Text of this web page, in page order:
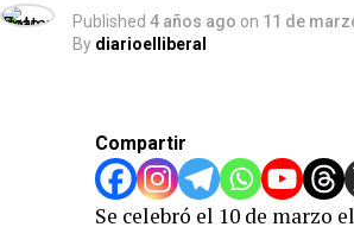
Published 4 años ago on 11 de
By diarioelliberal
Compartir
Se celebró el 10 de marzo